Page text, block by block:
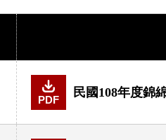
PDF
民國108年度錦